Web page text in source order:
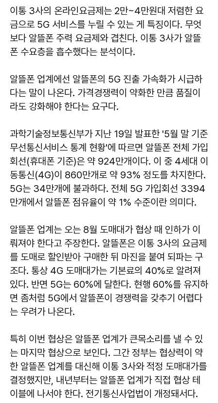
이통 3사의 온라인요금제는 2만~4만원대 저렴한 요
금으로 5G 서비스를 누릴 수 있는 게 특징이다. 무엇
보다 알뜰폰 주력 요금제와 겹친다. 이통 3사가 알뜰
폰 수요층을 흡수했다는 분석이다.
알뜰폰 업계에선 알뜰폰의 5G 진출 가속화가 시급하
다는 말이 나온다. 가격경쟁력이 약화한 만큼 품질이
라도 강화해야 한다는 요구다.
과학기술정보통신부가 지난 19일 발표한 '5월 말 기준
무선통신서비스 통계 현황'에 따르면 알뜰폰 전체 가입
회선(휴대폰 기준)은 약 924만개이다. 이 중 4세대 이
동통신(4G)이 860만개로 약 93% 정도를 차지한다.
5G는 34만개에 불과하다. 전체 5G 가입회선 3394
만개에서 알뜰폰 점유율이 약 1% 수준이란 의미다.
알뜰폰 업계는 오는 8월 도매대가 협상 때 인하가 이
뤄져야 한다고 주장한다. 알뜰폰은 이통 3사의 요금제
를 도매로 할인받아 구매한 뒤 마진을 붙여 되파는 구
조다. 통상 4G 도매대가는 기본료의 40%로 알려져
있다. 반면 5G는 60%에 달한다. 현행 60%를 유지하
면 좀처럼 5G에서 알뜰폰이 경쟁력을 갖추기 어렵다
는 우려가 나온다.
특히 이번 협상은 알뜰폰 업계가 큰목소리를 낼 수 있
는 마지막 협상으로 보인다. 그간 정부는 협상력이 약
한 알뜰폰 업계를 대신해 이통 3사와 적정 도매대가를
결정했지만, 내년부터는 알뜰폰 업계가 직접 협상 테
이블에 나서야 한다. 전기통신사업법이 개정돼서다.